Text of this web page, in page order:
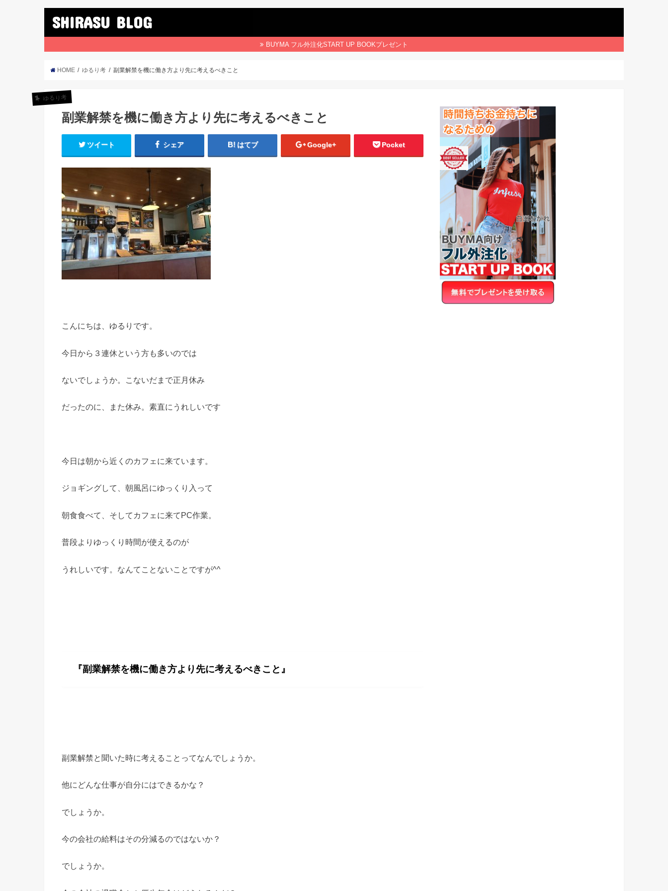
SHIRASU BLOG
BUYMA フル外注化START UP BOOKプレゼント
HOME ゆるり考 副業解禁を機に働き方より先に考えるべきこと
ゆるり考
副業解禁を機に働き方より先に考えるべきこと
ツイート シェア はてブ Google+ Pocket
こんにちは、ゆるりです。
今日から３連休という方も多いのでは
ないでしょうか。こないだまで正月休み
だったのに、また休み。素直にうれしいです
今日は朝から近くのカフェに来ています。
ジョギングして、朝風呂にゆっくり入って
朝食食べて、そしてカフェに来てPC作業。
普段よりゆっくり時間が使えるのが
うれしいです。なんてことないことですが^^
『副業解禁を機に働き方より先に考えるべきこと』
副業解禁と聞いた時に考えることってなんでしょうか。
他にどんな仕事が自分にはできるかな？
でしょうか。
今の会社の給料はその分減るのではないか？
でしょうか。